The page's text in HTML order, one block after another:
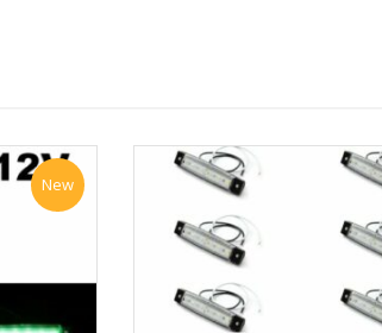
New